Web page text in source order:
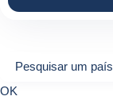
Pesquisar um país
0suggestions
Pesquisar um país
OK